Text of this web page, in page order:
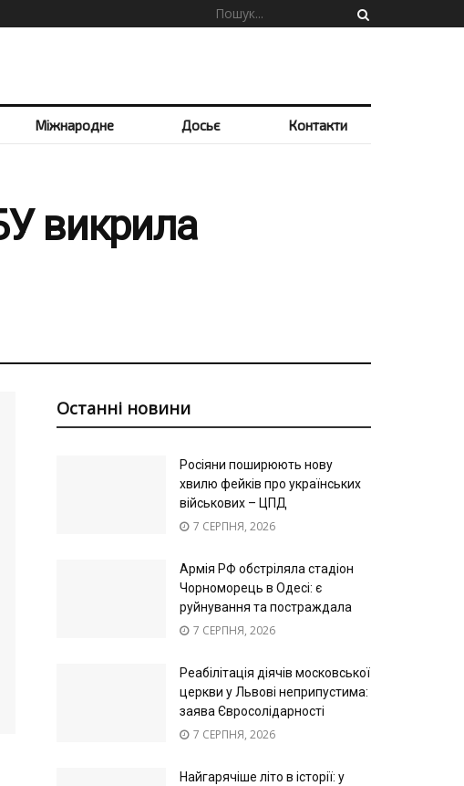
Міжнародне Досьє Контакти
викрила
Останні новини
Росіяни поширюють нову
хвилю фейків про українських
військових – ЦПД
7 СЕРПНЯ, 2026
Армія РФ обстріляла стадіон
Чорноморець в Одесі: є
руйнування та постраждала
7 СЕРПНЯ, 2026
Реабілітація діячів московської
церкви у Львові неприпустима:
заява Євросолідарності
7 СЕРПНЯ, 2026
Найгарячіше літо в історії: у